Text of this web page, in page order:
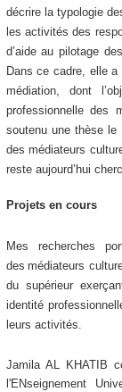
décrire la typologie
les activités des
d’aide au pilotage
Dans ce cadre, elle a
médiation, dont
professionnelle des
soutenu une thèse
des médiateurs
reste aujourd’hui
Projets en cours
Mes recherches
des médiateurs
du supérieur
identité
leurs activités.
Jamila AL KHATIB
l'ENseignement